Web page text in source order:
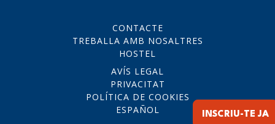
INSCRIU-TE JA
CONTACTE
TREBALLA AMB NOSALTRES
HOSTEL
AVÍS LEGAL
PRIVACITAT
POLÍTICA DE COOKIES
ESPAÑOL